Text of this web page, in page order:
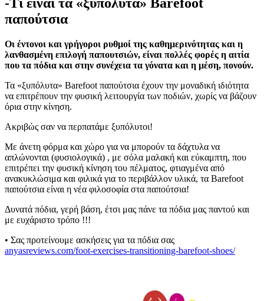
παπούτσια
Οι έντονοι και γρήγοροι ρυθμοί της καθημερινότητας και η
λανθασμένη επιλογή παπουτσιών, είναι πολλές φορές η αιτία
που τα πόδια και στην συνέχεια τα γόνατα και η μέση, πονούν.
Τα «ξυπόλυτα» Barefoot παπούτσια έχουν την μοναδική ιδιότητα
να επιτρέπουν την φυσική λειτουργία των ποδιών, χωρίς να βάζουν
όρια στην κίνηση.
Ακριβώς σαν να περπατάμε ξυπόλυτοι!
Με άνετη φόρμα και χώρο για να μπορούν τα δάχτυλα να
απλώνονται (φυσιολογικά) , με σόλα μαλακή και εύκαμπτη, που
επιτρέπει την φυσική κίνηση του πέλματος, φτιαγμένα από
ανακυκλώσιμα και φιλικά για το περιβάλλον υλικά, τα Barefoot
παπούτσια είναι η νέα φιλοσοφία στα παπούτσια!
Δυνατά πόδια, γερή βάση, έτσι μας πάνε τα πόδια μας παντού και
με ευχάριστο τρόπο !!!
• Σας προτείνουμε ασκήσεις για τα πόδια σας
anyasreviews.com/foot-exercises-transitioning-barefoot-shoes/